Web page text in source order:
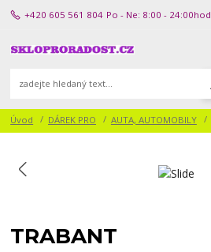
+420 605 561 804 Po - Ne: 8:00 - 24:00hod.
Úvod DÁREK PRO AUTA, AUTOMOBILY
TRABANT